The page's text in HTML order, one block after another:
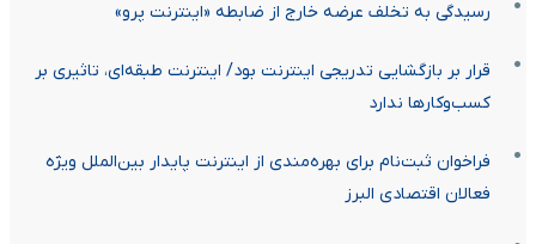
رسیدگی به تخلف عرضه خارج از ضابطه «اینترنت پرو»
قرار بر بازگشایی تدریجی اینترنت بود/ اینترنت طبقه‌ای، تاثیری بر
کسب‌وکارها ندارد
فراخوان ثبت‌نام برای بهره‌مندی از اینترنت پایدار بین‌الملل ویژه
فعالان اقتصادی البرز